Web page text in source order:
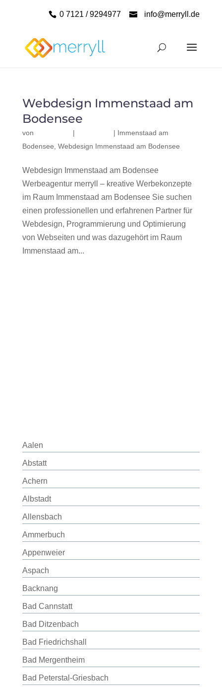
0 7121 / 9294977 info@merryll.de
Webdesign Immenstaad am
Bodensee
von | | Immenstaad am
Bodensee Webdesign Immenstaad am Bodensee
Webdesign Immenstaad am Bodensee
Werbeagentur merryll – kreative Werbekonzepte
im Raum Immenstaad am Bodensee Sie suchen
einen professionellen und erfahrenen Partner für
Webdesign, Programmierung und Optimierung
von Webseiten und was dazugehört im Raum
Immenstaad am...
Aalen
Abstatt
Achern
Albstadt
Allensbach
Ammerbuch
Appenweier
Aspach
Backnang
Bad Cannstatt
Bad Ditzenbach
Bad Friedrichshall
Bad Mergentheim
Bad Peterstal-Griesbach